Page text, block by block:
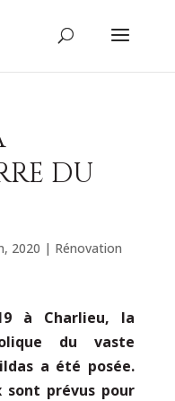
DU
2020 | Rénovation
à Charlieu, la
du vaste
a été posée.
sont prévus pour